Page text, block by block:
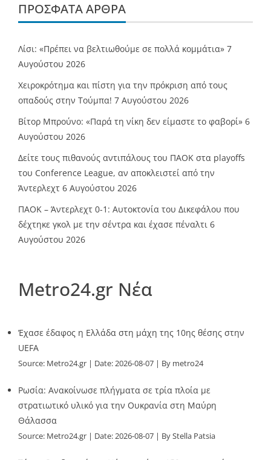
ΠΡΌΣΦΑΤΑ ΆΡΘΡΑ
Λίσι: «Πρέπει να βελτιωθούμε σε πολλά κομμάτια» 7
Αυγούστου 2026
Χειροκρότημα και πίστη για την πρόκριση από τους
οπαδούς στην Τούμπα! 7 Αυγούστου 2026
Βίτορ Μπρούνο: «Παρά τη νίκη δεν είμαστε το φαβορί» 6
Αυγούστου 2026
Δείτε τους πιθανούς αντιπάλους του ΠΑΟΚ στα playoffs
του Conference League, αν αποκλειστεί από την
Άντερλεχτ 6 Αυγούστου 2026
ΠΑΟΚ – Άντερλεχτ 0-1: Αυτοκτονία του Δικεφάλου που
δέχτηκε γκολ με την σέντρα και έχασε πέναλτι 6
Αυγούστου 2026
Metro24.gr Νέα
Έχασε έδαφος η Ελλάδα στη μάχη της 10ης θέσης στην
UEFA
Source: Metro24.gr Date: 2026-08-07 By metro24
Ρωσία: Ανακοίνωσε πλήγματα σε τρία πλοία με
στρατιωτικό υλικό για την Ουκρανία στη Μαύρη
Θάλασσα
Source: Metro24.gr Date: 2026-08-07 By Stella Patsia